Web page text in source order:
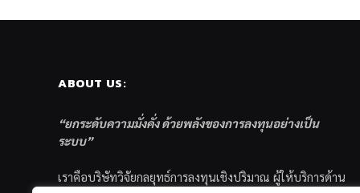
ABOUT US:
“ยกระดับความมั่งคั่ง ด้วยพลังของการลงทุนอย่างเป็น
ระบบ”
เราคือบริษัทวิจัยกลยุทธ์การลงทุนเชิงปริมาณ ผู้ให้บริการด้าน